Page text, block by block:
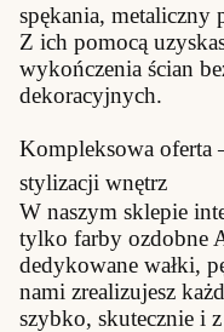
spękania, metaliczny
Z ich pomocą
wykończenia ścian
dekoracyjnych.
Kompleksowa oferta
stylizacji wnętrz
W naszym sklepie
tylko farby ozdobne
dedykowane wałki,
nami zrealizujesz
szybko, skutecznie i